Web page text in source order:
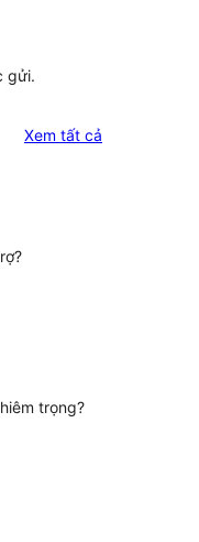
gửi.
Xem tất cả
trọng?